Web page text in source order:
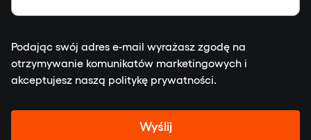
Podając swój adres e-mail wyrażasz zgodę na
otrzymywanie komunikatów marketingowych i
akceptujesz naszą politykę prywatności.